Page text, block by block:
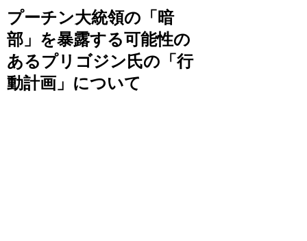
プーチン大統領の「暗
部」を暴露する可能性の
あるプリゴジン氏の「行
動計画」について